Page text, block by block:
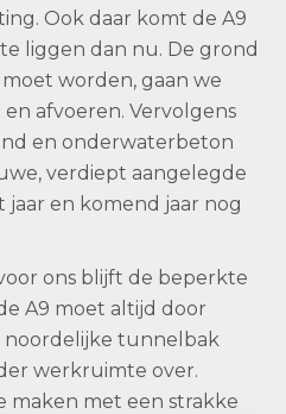
Ook daar komt de A9
liggen dan nu. De grond
worden, gaan we
afvoeren. Vervolgens
en onderwaterbeton
verdiept aangelegde
jaar en komend jaar nog
ons blijft de beperkte
A9 moet altijd door
noordelijke tunnelbak
werkruimte over.
maken met een strakke